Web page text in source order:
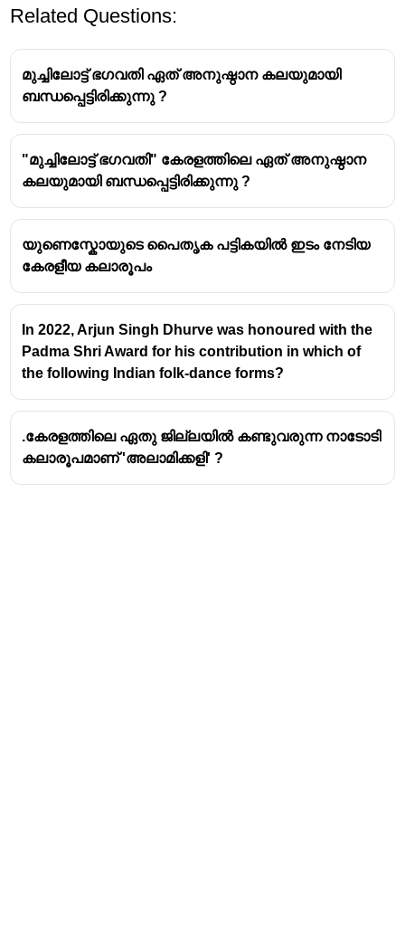
India has a total of 15 intangible cultural heritages
included in UNESCO's Representative List of the
Intangible Cultural Heritage of Humanity
Mudiyettu is a traditional ritual theatre and folk
It's a key part of the worship of the goddess
Bhadrakali and is performed in temples, particularly
in the central districts of the state, after the harvest
season.
Related Questions:
മുച്ചിലോട്ട് ഭഗവതി ഏത് അനുഷ്ഠാന കലയുമായി
ബന്ധപ്പെട്ടിരിക്കുന്നു ?
"മുച്ചിലോട്ട് ഭഗവതി" കേരളത്തിലെ ഏത് അനുഷ്ഠാന
കലയുമായി ബന്ധപ്പെട്ടിരിക്കുന്നു ?
യുണെസ്കോയുടെ പൈതൃക പട്ടികയിൽ ഇടം നേടിയ
കേരളീയ കലാരൂപം
In 2022, Arjun Singh Dhurve was honoured with the
Padma Shri Award for his contribution in which of
the following Indian folk-dance forms?
.കേരളത്തിലെ ഏതു ജില്ലയിൽ കണ്ടുവരുന്ന നാടോടി
കലാരൂപമാണ് 'അലാമിക്കളി' ?